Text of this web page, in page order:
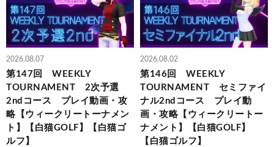
2026.08.07
第147回 WEEKLY
TOURNAMENT 2次予選
2ndコース プレイ動画・攻
略【ウィークリートーナメン
ト】【白猫GOLF】【白猫ゴ
ルフ】
2026.08.02
第146回 WEEKLY
TOURNAMENT セミファイ
ナル2ndコース プレイ動
画・攻略【ウィークリートー
ナメント】【白猫GOLF】
【白猫ゴルフ】